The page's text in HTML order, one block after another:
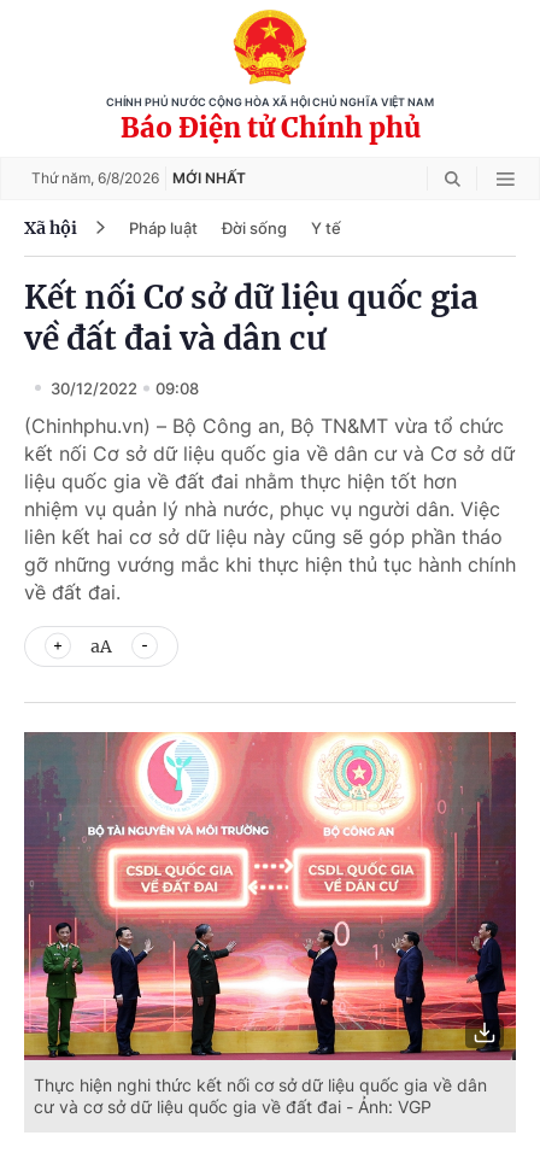
CHÍNH PHỦ NƯỚC CỘNG HÒA XÃ HỘI CHỦ NGHĨA VIỆT NAM
Báo Điện tử Chính phủ
Thứ năm, 6/8/2026 MỚI NHẤT
Xã hội Pháp luật Đời sống Y tế
Kết nối Cơ sở dữ liệu quốc gia
về đất đai và dân cư
30/12/2022 09:08
(Chinhphu.vn) – Bộ Công an, Bộ TN&MT vừa tổ chức
kết nối Cơ sở dữ liệu quốc gia về dân cư và Cơ sở dữ
liệu quốc gia về đất đai nhằm thực hiện tốt hơn
nhiệm vụ quản lý nhà nước, phục vụ người dân. Việc
liên kết hai cơ sở dữ liệu này cũng sẽ góp phần tháo
gỡ những vướng mắc khi thực hiện thủ tục hành chính
về đất đai.
aA
Thực hiện nghi thức kết nối cơ sở dữ liệu quốc gia về dân
cư và cơ sở dữ liệu quốc gia về đất đai - Ảnh: VGP